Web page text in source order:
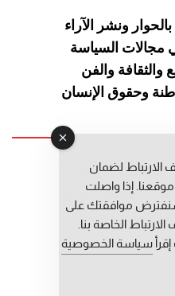
ونشر
الآراء
مجالات السياسة
والثقافة والفن
وحقوق الإنسان
التوراني
المعطي قبال
فاطمة حوحو
الارتباط لضمان
إذا واصلت
موافقتك على
الخاصة بنا.
سياسة الخصوصية